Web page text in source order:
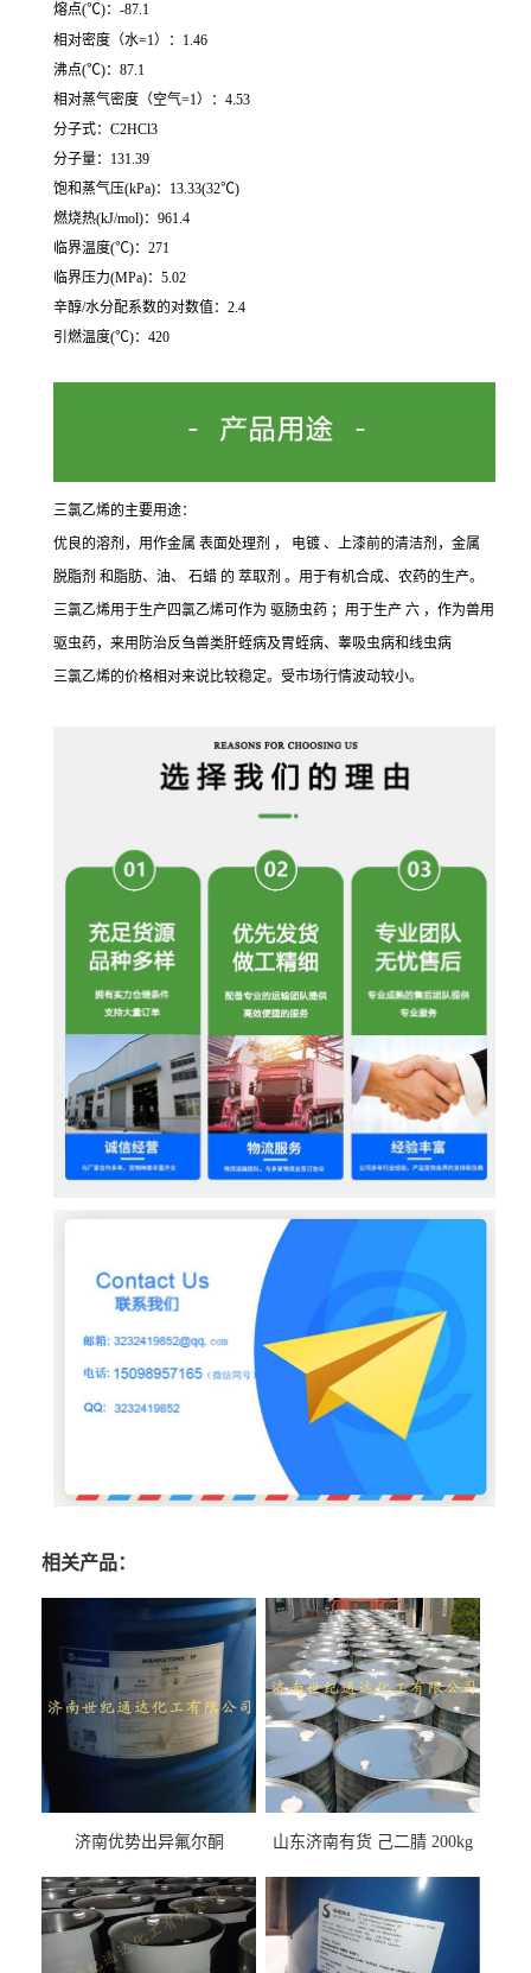
熔点(℃)：-87.1
相对密度（水=1）：1.46
沸点(℃)：87.1
相对蒸气密度（空气=1）：4.53
分子式：C2HCl3
分子量：131.39
饱和蒸气压(kPa)：13.33(32℃)
燃烧热(kJ/mol)：961.4
临界温度(℃)：271
临界压力(MPa)：5.02
辛醇/水分配系数的对数值：2.4
引燃温度(℃)：420
三氯乙烯的主要用途：
优良的溶剂，用作金属 表面处理剂 ， 电镀 、上漆前的清洁剂，金属
脱脂剂 和脂肪、油、 石蜡 的 萃取剂 。用于有机合成、农药的生产。
三氯乙烯用于生产四氯乙烯可作为 驱肠虫药 ；用于生产 六 ，作为兽用
驱虫药，来用防治反刍兽类肝蛭病及胃蛭病、睾吸虫病和线虫病
三氯乙烯的价格相对来说比较稳定。受市场行情波动较小。
相关产品：
济南优势出异氟尔酮
山东济南有货 己二腈 200kg